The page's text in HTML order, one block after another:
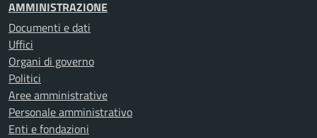
AMMINISTRAZIONE
Documenti e dati
Uffici
Organi di governo
Politici
Aree amministrative
Personale amministrativo
Enti e fondazioni